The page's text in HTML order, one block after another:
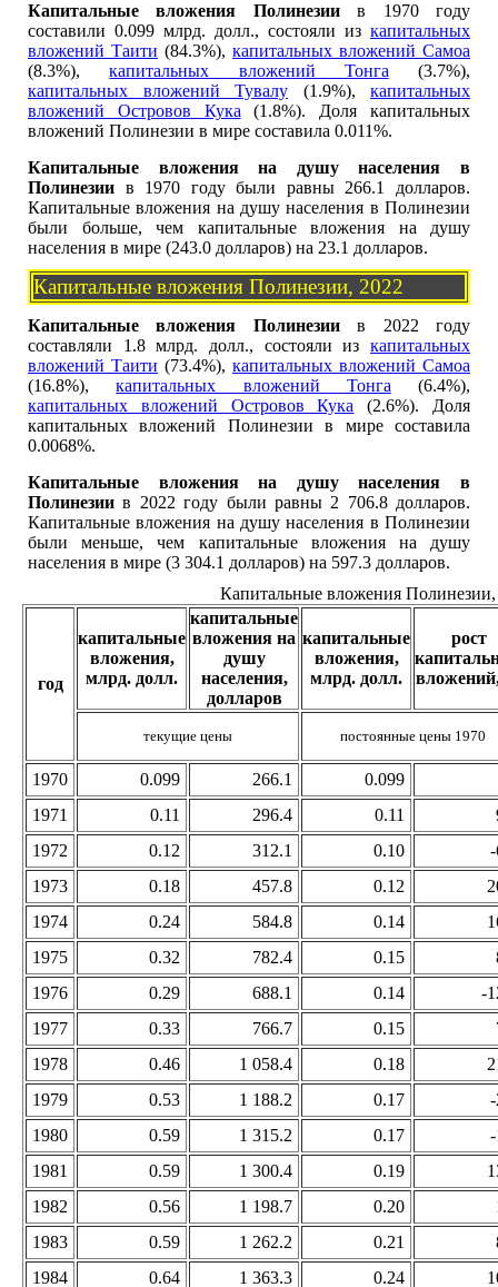
Капитальные вложения Полинезиив 1970 году
составили 0.099 млрд. долл., состояли из капитальных
вложений Таити (84.3%), капитальных вложений Самоа
(8.3%),капитальных вложений Тонга (3.7%),
капитальных вложений Тувалу (1.9%), капитальных
вложений Островов Кука (1.8%). Доля капитальных
вложений Полинезии в мире составила 0.011%.
Капитальные вложения на душу населения в
Полинезии в 1970 году были равны 266.1 долларов.
Капитальные вложения на душу населения в Полинезии
были больше, чем капитальные вложения на душу
населения в мире (243.0 долларов) на 23.1 долларов.
Капитальные вложения Полинезии, 2022
Капитальные вложения Полинезиив 2022 году
составляли 1.8 млрд. долл., состояли из капитальных
вложений Таити (73.4%), капитальных вложений Самоа
(16.8%),капитальных вложений Тонга (6.4%),
капитальных вложений Островов Кука (2.6%). Доля
капитальных вложений Полинезии в мире составила
0.0068%.
Капитальные вложения на душу населения в
Полинезии в 2022 году были равны 2 706.8 долларов.
Капитальные вложения на душу населения в Полинезии
были меньше, чем капитальные вложения на душу
населения в мире (3 304.1 долларов) на 597.3 долларов.
Капитальные вложения Полинезии,
год
капитальные
вложения,
млрд. долл.
капитальные
вложения на
душу
населения,
долларов
капитальные
вложения,
млрд. долл.
рост
текущие цены постоянные цены 1970
1970 0.099 266.1
0.099
1971
0.11 296.4 0.11
1972
0.12 312.1 0.10
1973
0.18 457.8 0.12
1974
0.24 584.8 0.14
1975
0.32 782.4 0.15
1976
0.29 688.1 0.14
-
1977
0.33 766.7 0.15
1978
0.46 1 058.4 0.18
1979
0.53 1 188.2 0.17
1980
0.59 1 315.2 0.17
1981
0.59 1 300.4 0.19
1982
0.56 1 198.7 0.20
1983
0.59 1 262.2 0.21
1984
0.64 1 363.3 0.24